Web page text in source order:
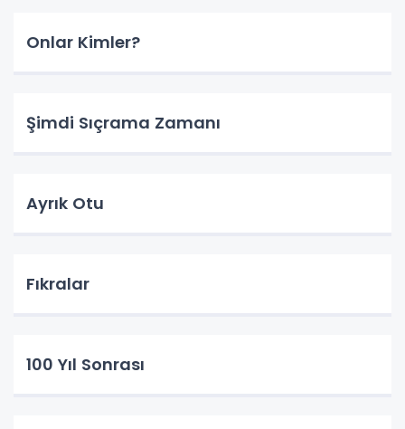
Onlar Kimler?
Şimdi Sıçrama Zamanı
Ayrık Otu
Fıkralar
100 Yıl Sonrası